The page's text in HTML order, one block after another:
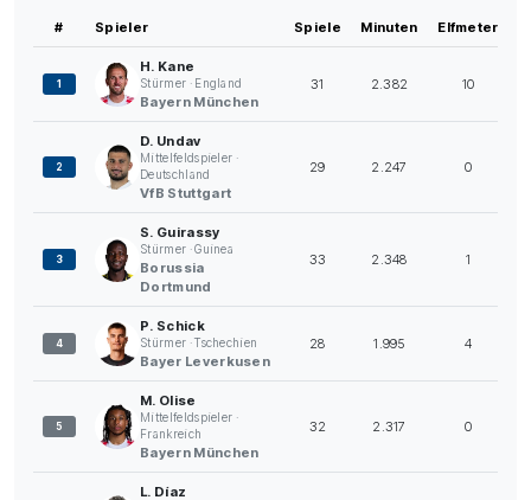
# Spieler Spiele Minuten Elfmeter
1
H. Kane
Stürmer · England
Bayern München
31 2.382 10
2
D. Undav
Mittelfeldspieler ·
Deutschland
VfB Stuttgart
29 2.247 0
3
S. Guirassy
Stürmer · Guinea
Borussia
Dortmund
33 2.348 1
4
P. Schick
Stürmer · Tschechien
Bayer Leverkusen
28 1.995 4
5
M. Olise
Mittelfeldspieler ·
Frankreich
Bayern München
32 2.317 0
L. Díaz